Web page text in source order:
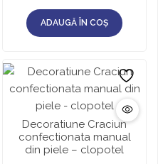
ADAUGĂ ÎN COȘ
Decoratiune Craciun
confectionata manual
din piele – clopotel